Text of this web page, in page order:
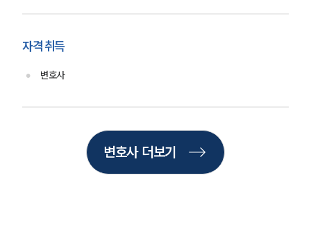
법률지식인
고객후기
자격 취득
변호사
변호사 더보기